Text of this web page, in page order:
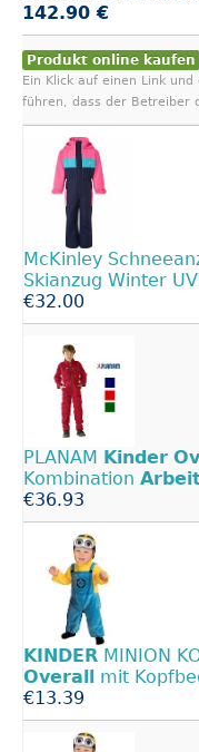
142.90 €
Produkt online kaufen
Ein Klick auf einen Link
führen, dass der Betreiber
McKinley
Skianzug Winter
€32.00
PLANAM Kinder
Kombination
€36.93
KINDER MINION
Overall mit
€13.39